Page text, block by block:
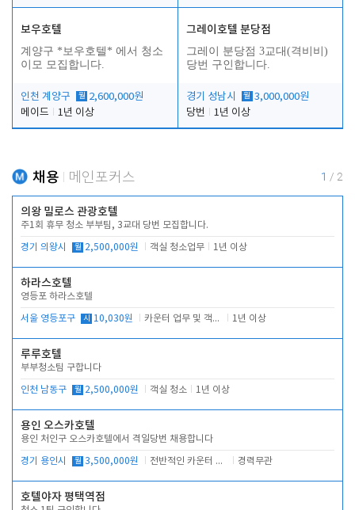
보우호텔
계양구 *보우호텔* 에서 청소
이모 모집합니다.
인천 계양구 월 2,600,000원
메이드
1년 이상
그레이호텔 분당점
그레이 분당점 3교대(격비비)
당번 구인합니다.
경기 성남시 월 3,000,000원
당번
1년 이상
채용 메인포커스 1 / 2
의왕 밀로스 관광호텔
주1회 휴무 청소 부부팀, 3교대 당번 모집합니다.
경기 의왕시 월 2,500,000원 객실 청소업무 1년 이상
하라스호텔
영등포 하라스호텔
서울 영등포구 시 10,030원 카운터 업무 및 객실관리(청소상태 확인, 객실판매) 1년 이상
루루호텔
부부청소팀 구합니다
인천 남동구 월 2,500,000원 객실 청소 1년 이상
용인 오스카호텔
용인 처인구 오스카호텔에서 격일당번 채용합니다
경기 용인시 월 3,500,000원 전반적인 카운터 업무 경력무관
호텔야자 평택역점